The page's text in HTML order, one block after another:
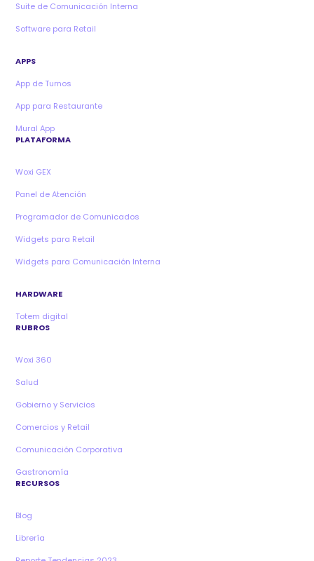
Suite de Comunicación Interna
Software para Retail
APPS
App de Turnos
App para Restaurante
Mural App
PLATAFORMA
Woxi GEX
Panel de Atención
Programador de Comunicados
Widgets para Retail
Widgets para Comunicación Interna
HARDWARE
Totem digital
RUBROS
Woxi 360
Salud
Gobierno y Servicios
Comercios y Retail
Comunicación Corporativa
Gastronomía
RECURSOS
Blog
Librería